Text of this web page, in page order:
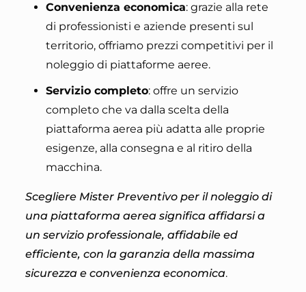
Convenienza economica: grazie alla rete
di professionisti e aziende presenti sul
territorio, offriamo prezzi competitivi per il
noleggio di piattaforme aeree.
Servizio completo: offre un servizio
completo che va dalla scelta della
piattaforma aerea più adatta alle proprie
esigenze, alla consegna e al ritiro della
macchina.
Scegliere Mister Preventivo per il noleggio di
una piattaforma aerea significa affidarsi a
un servizio professionale, affidabile ed
efficiente, con la garanzia della massima
sicurezza e convenienza economica.